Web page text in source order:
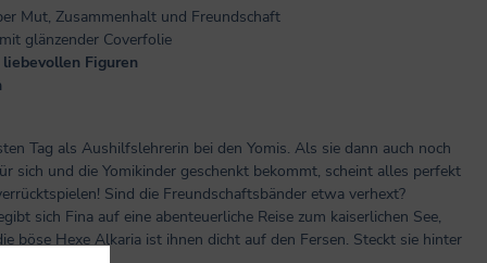
Mut, Zusammenhalt und Freundschaft
mit glänzender Coverfolie
Figuren
Tag als Aushilfslehrerin bei den Yomis. Als sie dann auch noch
sich und die Yomikinder geschenkt bekommt, scheint alles perfekt
Sind die Freundschaftsbänder etwa verhext?
sich Fina auf eine abenteuerliche Reise zum kaiserlichen See,
böse Hexe Alkaria ist ihnen dicht auf den Fersen. Steckt sie hinter